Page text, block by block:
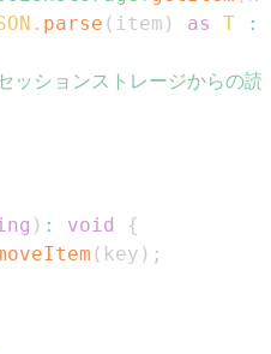
. parse ( item ) as T
:
ッションストレージからの
) : void
{
( key ) ;